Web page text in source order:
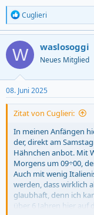
R
e
a
c
t
i
o
n
s
:
Cuglieri
W waslosoggi
Neues Mitglied
08. Juni 2025
Zitat von Cuglieri:
In meinen Anfängen
der, direkt am
Hähnchen anbot. Mit
Morgens um 09÷00,
Auch mit wenig
werden, dass wirklich
glaubhaft, denn ich
über 6 Jahren hier auf